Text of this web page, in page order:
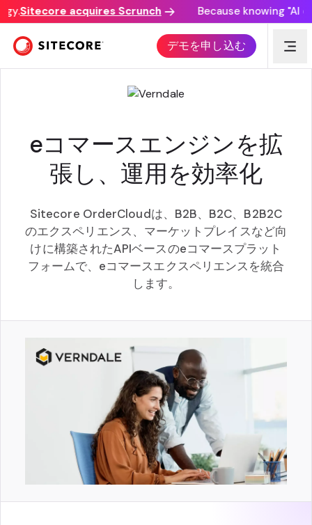
Sitecore acquires Scrunch Because knowing "AI
デモを申し込む
DIGITAL MARKETPLACE アクセラレーター
eコマースエンジンを拡
張し、運用を効率化
Sitecore OrderCloudは、B2B、B2C、B2B2C
のエクスペリエンス、マーケットプレイスなど向
けに構築されたAPIベースのeコマースプラット
フォームで、eコマースエクスペリエンスを統合
します。